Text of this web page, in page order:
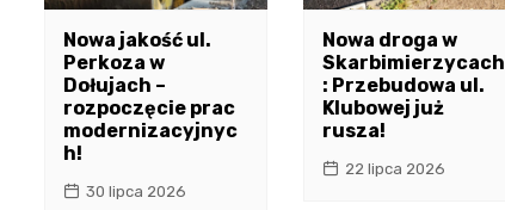
Nowa jakość ul.
Perkoza w
Dołujach –
rozpoczęcie prac
modernizacyjnyc
h!
30 lipca 2026
Nowa droga w
Skarbimierzycach
: Przebudowa ul.
Klubowej już
rusza!
22 lipca 2026